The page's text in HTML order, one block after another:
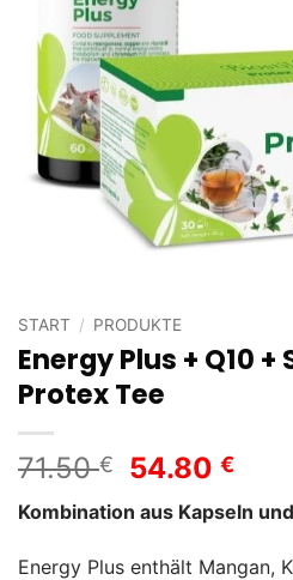
START / PRODUKTE
Energy Plus + Q10 +
Protex Tee
71.50€
war:
71.50 €
54.80€
ist:
Kombination aus Kapseln
Energy Plus enthält Mangan,